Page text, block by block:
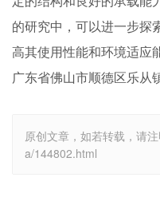
的研究中，可以进一步探
高其使用性能和环境适应
广东省佛山市顺德区乐从
原创文章，如若转载，请
a/144802.html